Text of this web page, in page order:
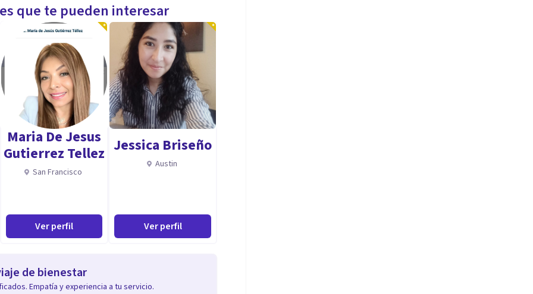
encontrarás a un profesional con mucho
que necesitas.
más demandados Todos los servicios que se
online, excepto la realización de informes.
decisiones que consideres oportunas.
que sostenían los síntomas, desciende
que te pueden interesar
Maria De Jesus
Gutierrez Tellez
San Francisco
Ver perfil
Jessica Briseño
Austin
Ver perfil
de bienestar
Empatía y experiencia a tu servicio.